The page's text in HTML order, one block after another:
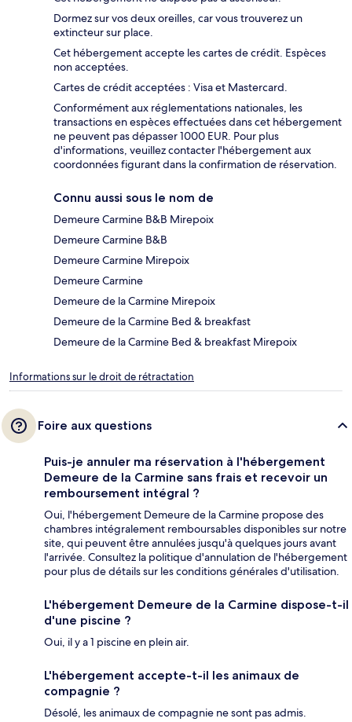
Dormez sur vos deux oreilles, car vous trouverez un
extincteur sur place.
Cet hébergement accepte les cartes de crédit. Espèces
non acceptées.
Cartes de crédit acceptées : Visa et Mastercard.
Conformément aux réglementations nationales, les
transactions en espèces effectuées dans cet hébergement
ne peuvent pas dépasser 1000 EUR. Pour plus
d'informations, veuillez contacter l'hébergement aux
coordonnées figurant dans la confirmation de réservation.
Connu aussi sous le nom de
Demeure Carmine B&B Mirepoix
Demeure Carmine B&B
Demeure Carmine Mirepoix
Demeure Carmine
Demeure de la Carmine Mirepoix
Demeure de la Carmine Bed & breakfast
Demeure de la Carmine Bed & breakfast Mirepoix
Informations sur le droit de rétractation
Foire aux questions
Puis-je annuler ma réservation à l'hébergement
Demeure de la Carmine sans frais et recevoir un
remboursement intégral ?
Oui, l'hébergement Demeure de la Carmine propose des
chambres intégralement remboursables disponibles sur notre
site, qui peuvent être annulées jusqu'à quelques jours avant
l'arrivée. Consultez la politique d'annulation de l'hébergement
pour plus de détails sur les conditions générales d'utilisation.
L'hébergement Demeure de la Carmine dispose-t-il
d'une piscine ?
Oui, il y a 1 piscine en plein air.
L'hébergement accepte-t-il les animaux de
compagnie ?
Désolé, les animaux de compagnie ne sont pas admis.